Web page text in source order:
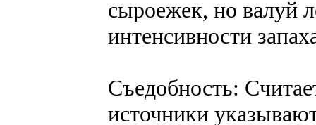
сыроежек, но валуй
интенсивности
Съедобность:
источники